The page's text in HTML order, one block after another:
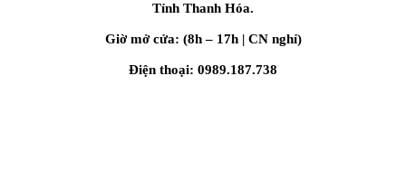
Tỉnh Thanh Hóa.
Giờ mở cửa: (8h – 17h | CN nghỉ)
Điện thoại: 0989.187.738